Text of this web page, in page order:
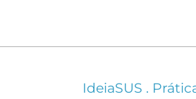
IdeiaSUS .